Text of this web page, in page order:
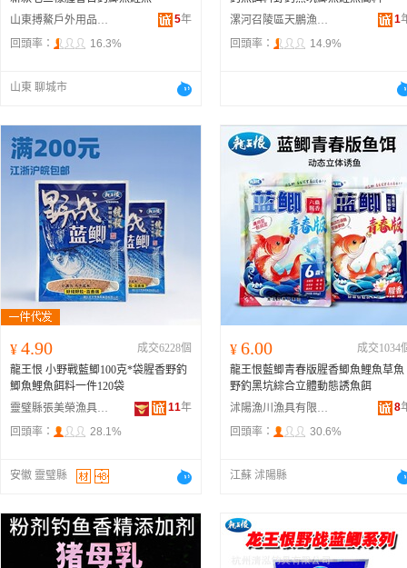
山東搏鰲戶外用品有限公司
5年
回頭率：
16.3%
山東 聊城市
漯河召陵區天鵬漁具商行
1
回頭率：
14.9%
¥ 4.90
成交6228個
龍王恨 小野戰藍鯽100克*袋腥香野釣
鯽魚鯉魚餌料一件120袋
靈璧縣張美榮漁具商行
11年
回頭率：
28.1%
安徽 靈璧縣
¥ 6.00
成交1034
龍王恨藍鯽青春版腥香鯽魚鯉魚草魚
野釣黑坑綜合立體動態誘魚餌
沭陽漁川漁具有限公司
8
回頭率：
30.6%
江蘇 沭陽縣